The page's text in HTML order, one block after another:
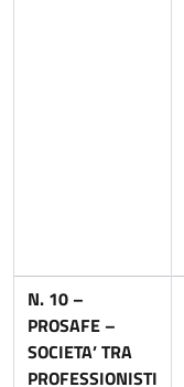
N. 10 –
PROSAFE –
SOCIETA’ TRA
PROFESSIONISTI